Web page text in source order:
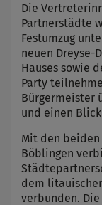
Die
Partnerstädte
Festumzug
neuen Dreyse-
Hauses sowie
Party
Bürgermeister
und einen
Mit den
Böblingen
dem
verbunden.